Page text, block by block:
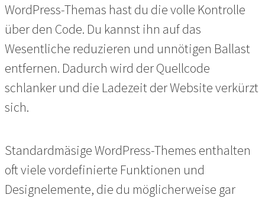
WordPress-Themas hast du die volle Kontrolle
über den Code. Du kannst ihn auf das
Wesentliche reduzieren und unnötigen Ballast
entfernen. Dadurch wird der Quellcode
schlanker und die Ladezeit der Website verkürzt
sich.
Standardmäsige WordPress-Themes enthalten
oft viele vordefinierte Funktionen und
Designelemente, die du möglicherweise gar